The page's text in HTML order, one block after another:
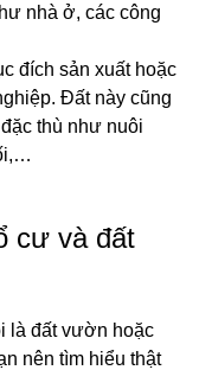
nhà ở, các công
đích sản xuất hoặc
Đất này cũng
thù như nuôi
cư và đất
là đất vườn hoặc
nên tìm hiểu thật